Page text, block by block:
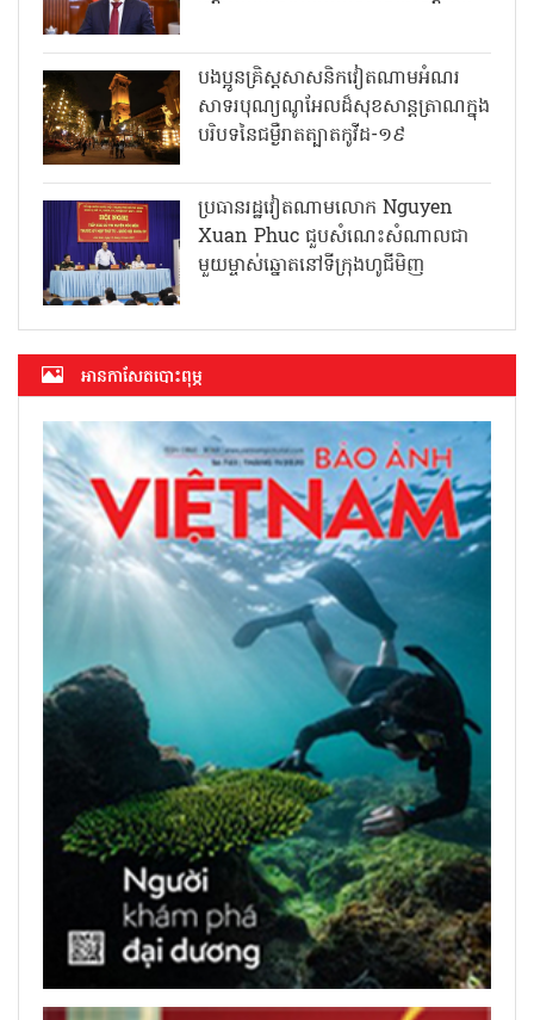
បងប្អូនគ្រិស្តសាសនិកវៀតណាមអំណរ
សាទរបុណ្យណូអែលដ៏សុខសាន្តត្រាណក្នុង
បរិបទនៃជម្ងឺរាតត្បាតកូវីដ-១៩
ប្រធានរដ្ឋវៀតណាមលោក Nguyen
Xuan Phuc ជួបសំណេះសំណាលជា
មួយម្ចាស់ឆ្នោតនៅទីក្រុងហូជីមិញ
អាន​កាសែត​បោះពុម្ភ